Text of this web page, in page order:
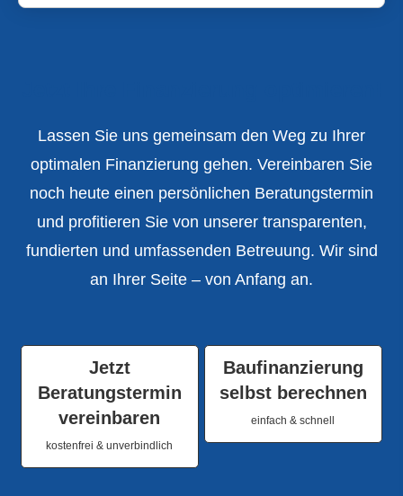
Lassen Sie uns gemeinsam den Weg zu Ihrer
optimalen Finanzierung gehen. Vereinbaren Sie
noch heute einen persönlichen Beratungstermin
und profitieren Sie von unserer transparenten,
fundierten und umfassenden Betreuung. Wir sind
an Ihrer Seite – von Anfang an.
Jetzt
Beratungstermin
vereinbaren
kostenfrei & unverbindlich
Baufinanzierung
selbst berechnen
einfach & schnell